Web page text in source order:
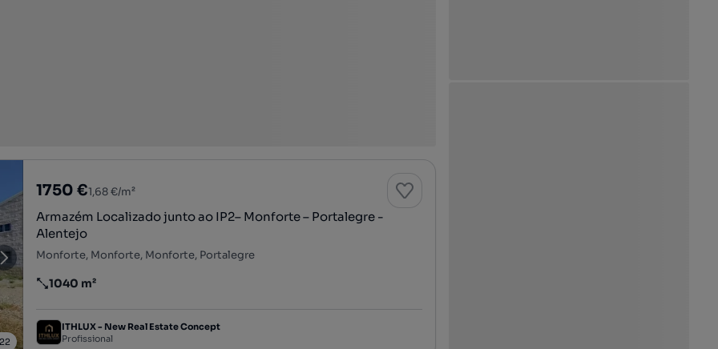
22
1750 €1,68 €/m²
Armazém Localizado junto ao IP2– Monforte – Portalegre -
Alentejo
Monforte, Monforte, Monforte, Portalegre
Preço por metro quadrado
1040 m²
ITHLUX - New Real Estate Concept
Profissional